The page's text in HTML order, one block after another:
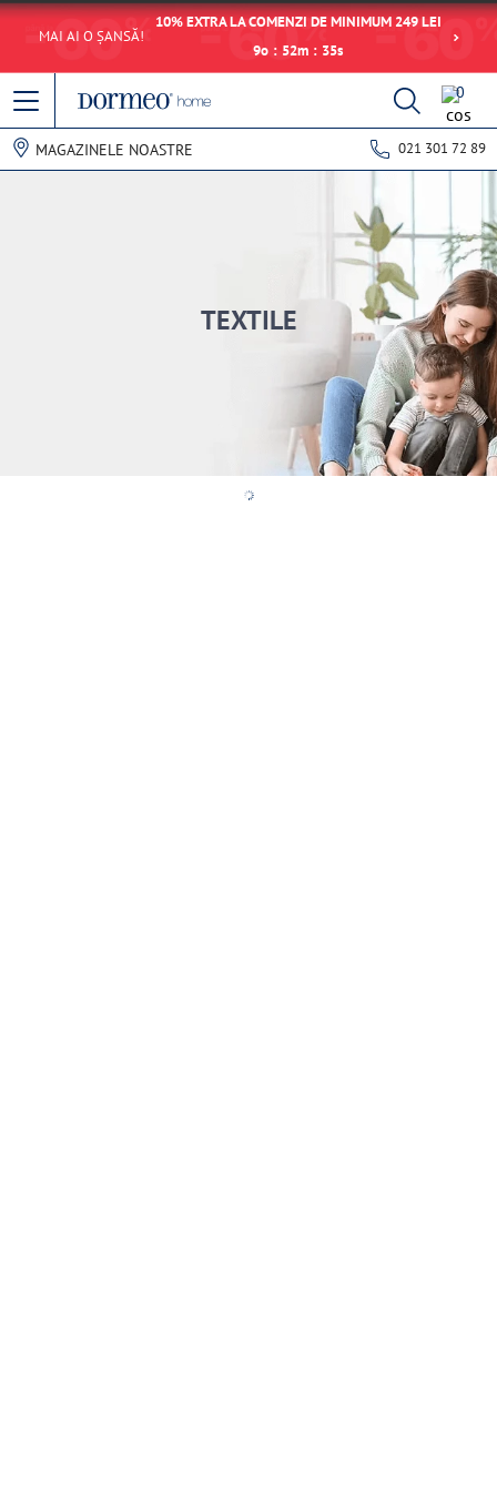
MAI AI O ȘANSĂ!
10% EXTRA LA COMENZI DE MINIMUM 249 LEI
9o : 52m : 35s
0
MAGAZINELE NOASTRE 021 301 72 89
TEXTILE